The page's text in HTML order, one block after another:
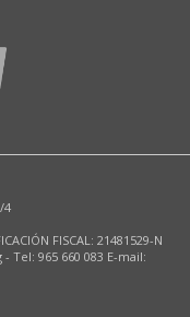
4
FISCAL: 21481529-N
Tel: 965 660 083 E-mail: